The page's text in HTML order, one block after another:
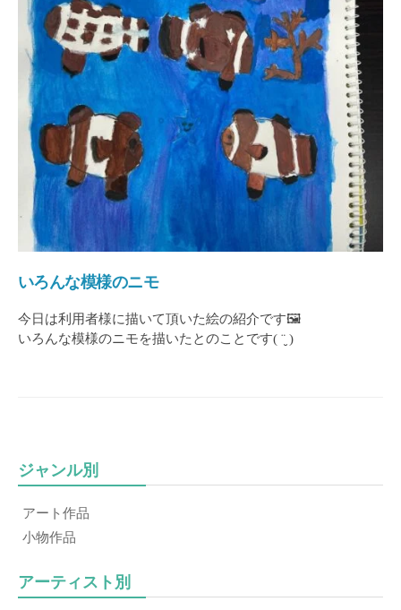
タ
フ
が
せ
き
る
こ
た
の
一
歩
を
お
いろんな模様のニモ
今日は利用者様に描いて頂いた絵の紹介です🖼
いろんな模様のニモを描いたとのことです( ¨̮ )
ジャンル別
アート作品
小物作品
アーティスト別